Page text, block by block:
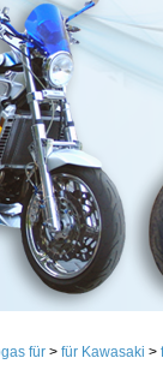
für > für Kawasaki >